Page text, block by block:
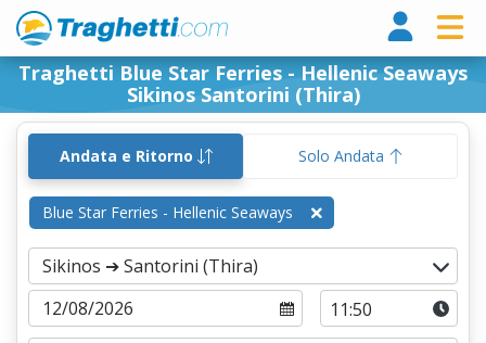
Traghetti Blue Star Ferries - Hellenic Seaways
Sikinos Santorini (Thira)
Andata e Ritorno Solo Andata
Blue Star Ferries - Hellenic Seaways